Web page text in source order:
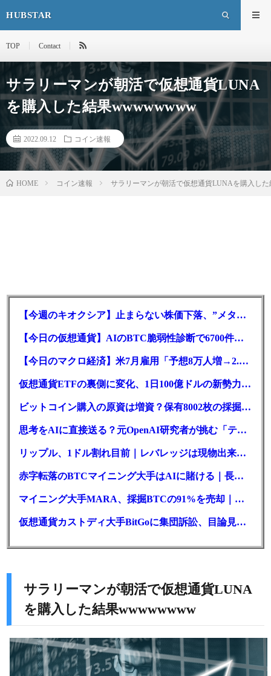
HUBSTAR
TOP Contact
サラリーマンが朝活で仮想通貨LUNA
を購入した結果wwwwwwww
2022.09.12 コイン速報
HOME コイン速報 サラリーマンが朝活で仮想通貨LUNAを購入し
【今週のキオクシア】止まらない株価下落、”メタプラネット化”の指摘は本当？
【今日の仮想通貨】AIのBTC脆弱性診断で6700件の指摘。赤字マイニング企業はAIに賭ける
【今日のマクロ経済】米7月雇用「予想8万人増→2.3万人減」で利上げ観測後退
仮想通貨ETFの裏側に変化、1日100億ドルの新勢力がSEC登録
ビットコイン購入の原資は増資？保有8002枚の採掘企業の実態とは
思考をAIに直接送る？元OpenAI研究者が挑む「テレパシー」開発とは
リップル、1ドル割れ目前｜レバレッジは現物出来高の6倍超
赤字転落のBTCマイニング大手はAIに賭ける｜長期負債17.8億ドル
マイニング大手MARA、採掘BTCの91%を売却｜純損失6億ドル
仮想通貨カストディ大手BitGoに集団訴訟、目論見書が争点に
サラリーマンが朝活で仮想通貨LUNA
を購入した結果wwwwwwww